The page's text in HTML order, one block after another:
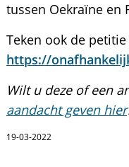
tussen Oekraïne en
Teken ook de petitie
https://
Wilt u deze of een
aandacht geven hier
19-03-2022